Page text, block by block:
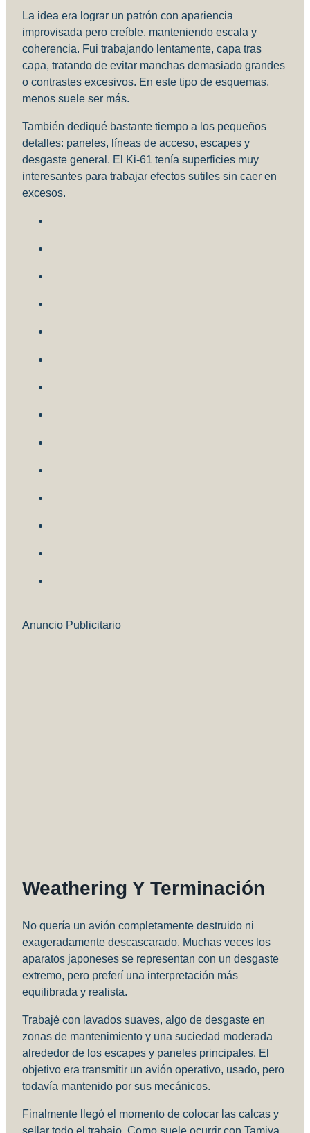
La idea era lograr un patrón con apariencia
improvisada pero creíble, manteniendo escala y
coherencia. Fui trabajando lentamente, capa tras
capa, tratando de evitar manchas demasiado grandes
o contrastes excesivos. En este tipo de esquemas,
menos suele ser más.
También dediqué bastante tiempo a los pequeños
detalles: paneles, líneas de acceso, escapes y
desgaste general. El Ki-61 tenía superficies muy
interesantes para trabajar efectos sutiles sin caer en
excesos.
Anuncio Publicitario
Weathering Y Terminación
No quería un avión completamente destruido ni
exageradamente descascarado. Muchas veces los
aparatos japoneses se representan con un desgaste
extremo, pero preferí una interpretación más
equilibrada y realista.
Trabajé con lavados suaves, algo de desgaste en
zonas de mantenimiento y una suciedad moderada
alrededor de los escapes y paneles principales. El
objetivo era transmitir un avión operativo, usado, pero
todavía mantenido por sus mecánicos.
Finalmente llegó el momento de colocar las calcas y
sellar todo el trabajo. Como suele ocurrir con Tamiya,